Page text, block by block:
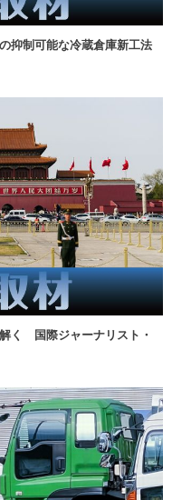
抑制可能な冷蔵倉庫新工法
く 国際ジャーナリスト・